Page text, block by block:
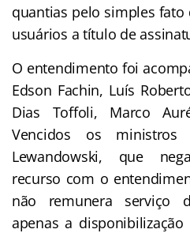
quantias pelo simples fato
usuários a título de
O entendimento foi
Edson Fachin, Luís
Dias Toffoli, Marco
Vencidos os
Lewandowski, que
recurso com o
não remunera serviço
apenas a